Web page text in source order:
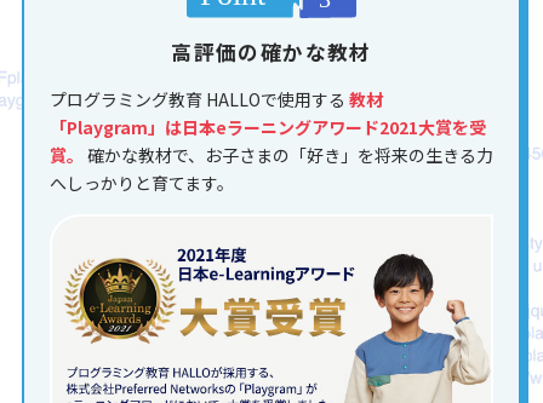
高評価の確かな教材
プログラミング教育 HALLOで使用する 教材
「Playgram」は日本eラーニングアワード2021大賞を受
賞。 確かな教材で、お子さまの「好き」を将来の生きる力
へしっかりと育てます。